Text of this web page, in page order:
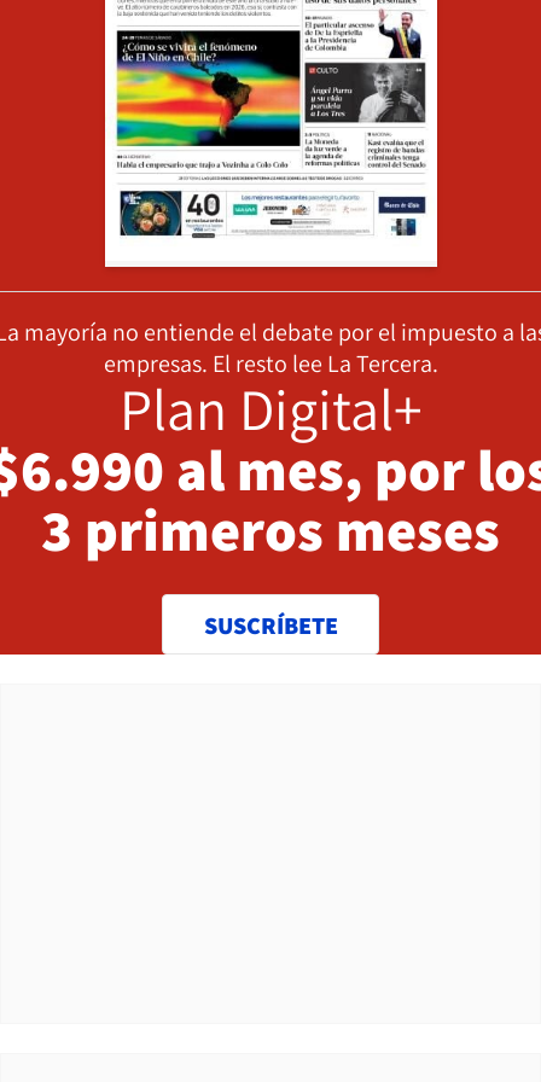
mayoría no entiende el debate por el impuesto a
empresas. El resto lee La Tercera.
Plan Digital+
al mes, por
3 primeros meses
SUSCRÍBETE